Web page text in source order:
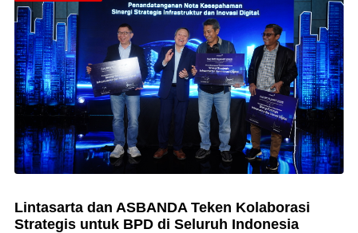
Lintasarta dan ASBANDA Teken Kolaborasi
Strategis untuk BPD di Seluruh Indonesia